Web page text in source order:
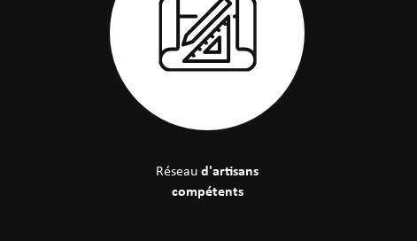
Réseaud'artisans
compétents